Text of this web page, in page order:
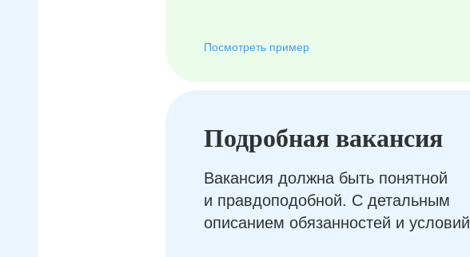
Посмотреть пример
Подробная вакансия
Вакансия должна быть понятной
и правдоподобной. С детальным
описанием обязанностей и условий